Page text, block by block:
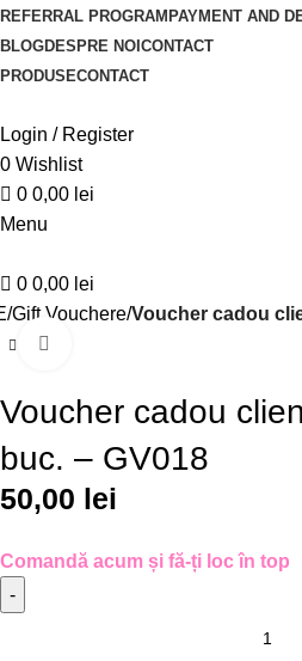
REFERRAL PROGRAM PAYMENT AND
BLOGDESPRE NOI CONTACT
PRODUSECONTACT
Login / Register
0 Wishlist
0 0,00 lei
Menu
0 0,00 lei
Gift Vouchere Voucher cadou
Voucher cadou
buc. – GV018
50,00 lei
Comandă acum și fă-ți loc în top